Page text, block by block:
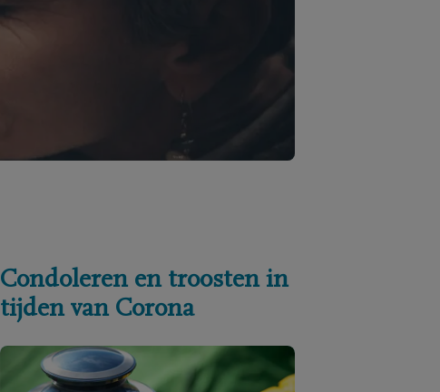
Condoleren en troosten in
tijden van Corona